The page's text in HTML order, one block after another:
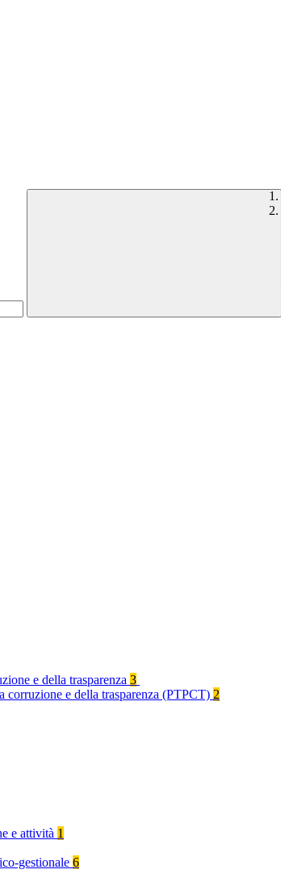
e della trasparenza 3
corruzione e della trasparenza (PTPCT) 2
e attività 1
gestionale 6